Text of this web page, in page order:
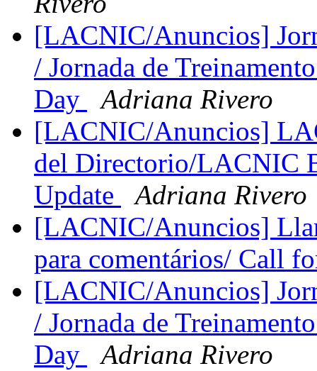
[LACNIC/Anuncios]
/ Jornada de
Day
Adriana Rivero
[LACNIC/Anuncios]
del Directorio/LACNIC
Update
Adriana Rivero
[LACNIC/Anuncios]
para comentários/ Call
[LACNIC/Anuncios]
/ Jornada de
Day
Adriana Rivero